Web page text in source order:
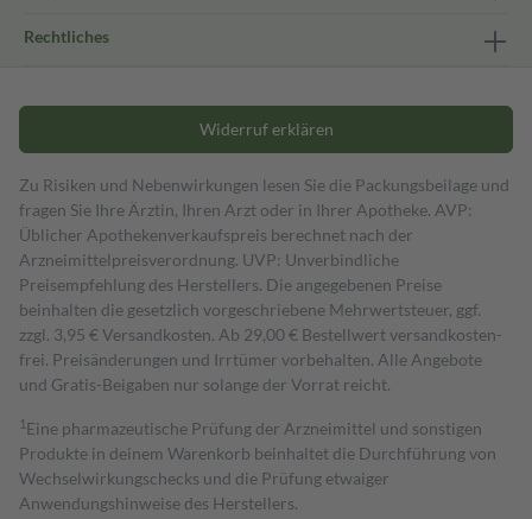
Rechtliches
Widerruf erklären
Zu Risiken und Nebenwirkungen lesen Sie die Packungsbeilage und
fragen Sie Ihre Ärztin, Ihren Arzt oder in Ihrer Apotheke. AVP:
Üblicher Apothekenverkaufspreis berechnet nach der
Arzneimittelpreisverordnung. UVP: Unverbindliche
Preisempfehlung des Herstellers. Die angegebenen Preise
beinhalten die gesetzlich vorgeschriebene Mehrwertsteuer, ggf.
zzgl. 3,95 € Versandkosten. Ab 29,00 € Bestell­wert versand­kosten­
frei. Preisänderungen und Irrtümer vorbehalten. Alle Angebote
und Gratis-Beigaben nur solange der Vorrat reicht.
1 Eine pharmazeutische Prüfung der Arzneimittel und sonstigen
Produkte in deinem Warenkorb beinhaltet die Durchführung von
Wechselwirkungschecks und die Prüfung etwaiger
Anwendungshinweise des Herstellers.